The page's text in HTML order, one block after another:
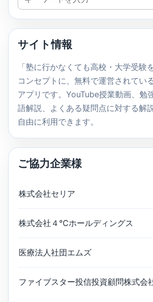
イ
ト
検
索
サイト情報
「塾に行かなくても高校・大学受験
コンセプトに、無料で運営されてい
アプリです。YouTube授業動画、勉
語解説、よくある疑問点に対する解
自由に利用できます。
ご協力企業様
株式会社セリア
株式会社４℃ホールディングス
医療法人社団エムズ
ファイブスター投信投資顧問株式会